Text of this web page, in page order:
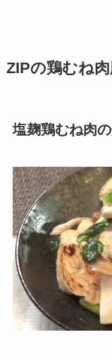
ZIPの鶏むね
塩麹鶏むね肉